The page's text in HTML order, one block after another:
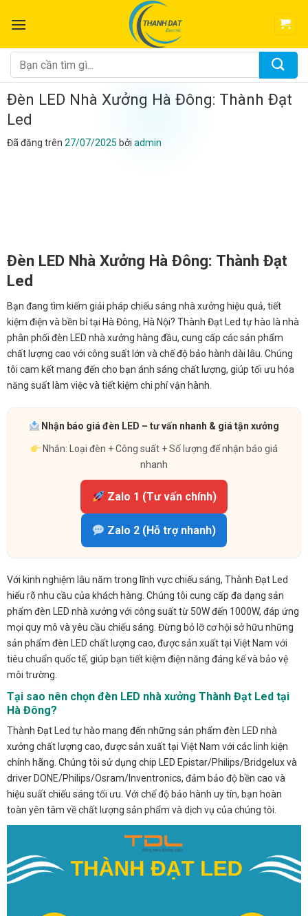
đến
dung
Tìm
kiếm:
Đèn LED Nhà Xưởng Hà Đông: Thành Đạt
Led
Đã đăng trên 27/07/2025 bởi admin
Đèn LED Nhà Xưởng Hà Đông: Thành Đạt
Led
Bạn đang tìm kiếm giải pháp chiếu sáng nhà xưởng hiệu quả, tiết
kiệm điện và bền bỉ tại Hà Đông, Hà Nội? Thành Đạt Led tự hào là nhà
phân phối đèn LED nhà xưởng hàng đầu, cung cấp các sản phẩm
chất lượng cao với công suất lớn và chế độ bảo hành dài lâu. Chúng
tôi cam kết mang đến cho bạn ánh sáng chất lượng, giúp tối ưu hóa
năng suất làm việc và tiết kiệm chi phí vận hành.
Nhận báo giá đèn LED – tư vấn nhanh & giá tận xưởng
Nhắn: Loại đèn + Công suất + Số lượng để nhận báo giá
nhanh
Zalo 1 (Tư vấn chính)
Zalo 2 (Hỗ trợ nhanh)
Với kinh nghiệm lâu năm trong lĩnh vực chiếu sáng, Thành Đạt Led
hiểu rõ nhu cầu của khách hàng. Chúng tôi cung cấp đa dạng sản
phẩm đèn LED nhà xưởng với công suất từ 50W đến 1000W, đáp ứng
mọi quy mô và yêu cầu chiếu sáng. Đừng bỏ lỡ cơ hội sở hữu những
sản phẩm đèn LED chất lượng cao, được sản xuất tại Việt Nam với
tiêu chuẩn quốc tế, giúp bạn tiết kiệm điện năng đáng kể và bảo vệ
môi trường.
Tại sao nên chọn đèn LED nhà xưởng Thành Đạt Led tại
Hà Đông?
Thành Đạt Led tự hào mang đến những sản phẩm đèn LED nhà
xưởng chất lượng cao, được sản xuất tại Việt Nam với các linh kiện
chính hãng. Chúng tôi sử dụng chip LED Epistar/Philips/Bridgelux và
driver DONE/Philips/Osram/Inventronics, đảm bảo độ bền cao và
hiệu suất chiếu sáng tối ưu. Với chế độ bảo hành uy tín, bạn hoàn
toàn yên tâm về chất lượng sản phẩm và dịch vụ của chúng tôi.